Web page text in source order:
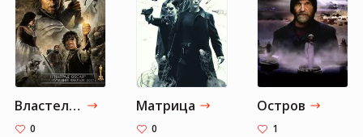
Властелин Колец: Трилогия
0
Матрица
0
Остров
1